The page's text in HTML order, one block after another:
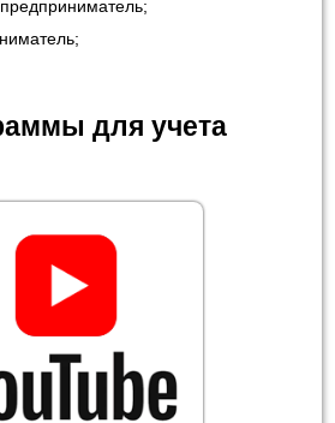
для учета